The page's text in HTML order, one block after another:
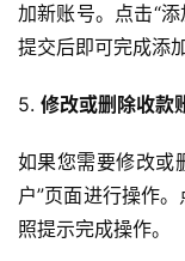
加新账号。点击“
提交后即可完成添加
5. 修改或删除收款
如果您需要修改或
户”页面进行操作
照提示完成操作。